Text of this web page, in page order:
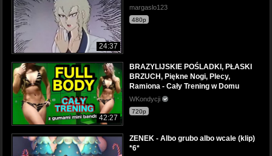
24:37
margaslo123
480p
42:27
BRAZYLIJSKIE POŚLADKI, PŁASKI
BRZUCH, Piękne Nogi, Plecy,
Ramiona - Cały Trening w Domu
WKondycji
720p
ZENEK - Albo grubo albo wcale (klip)
*6*